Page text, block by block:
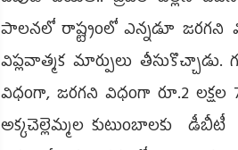
పాలనలో రాష్ట్రంలో ఎన్నడూ జరగని
విప్లవాత్మక మార్పులు
విధంగా, జరగని విధంగా రూ.2
అక్కచెల్లెమ్మల కుటుంబాలకు